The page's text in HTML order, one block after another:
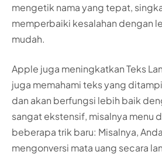
mengetik nama yang tepat,
memperbaiki kesalahan dengan
mudah.
Apple juga meningkatkan Teks
juga memahami teks yang
dan akan berfungsi lebih baik
sangat ekstensif, misalnya menu
beberapa trik baru: Misalnya,
mengonversi mata uang secara